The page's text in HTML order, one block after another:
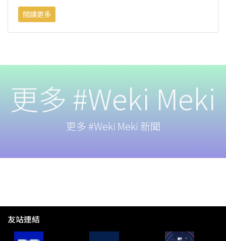
閱讀更多
更多 #Weki Meki
更多 #Weki Meki 新聞
友站連結